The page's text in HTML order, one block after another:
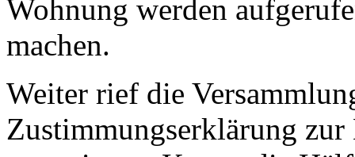
Wohnung werden
machen.
Weiter rief die
Zustimmungserklärung